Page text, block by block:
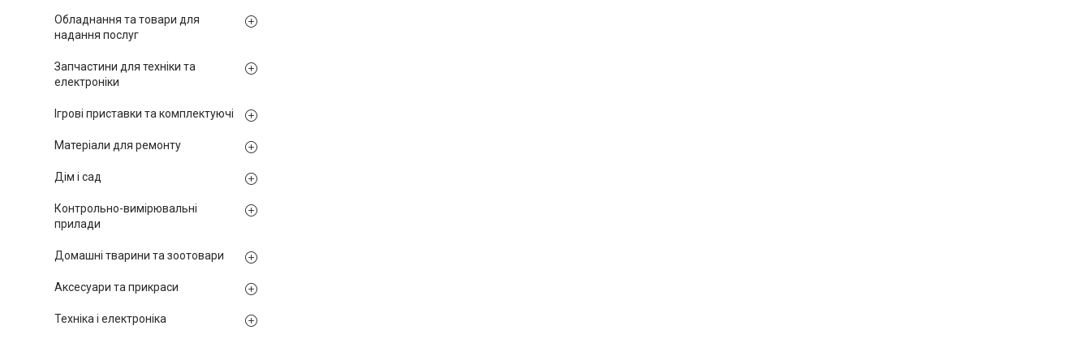
Обладнання та товари для
надання послуг
Запчастини для техніки та
електроніки
Ігрові приставки та комплектуючі
Матеріали для ремонту
Дім і сад
Контрольно-вимірювальні
прилади
Домашні тварини та зоотовари
Аксесуари та прикраси
Техніка і електроніка